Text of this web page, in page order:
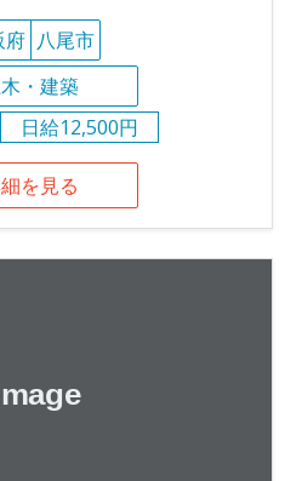
府 八尾市
・建築
日給12,500円
を見る